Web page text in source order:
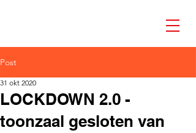
Post
LOCKDOWN 2.0 -
toonzaal gesloten van
31 okt 2020